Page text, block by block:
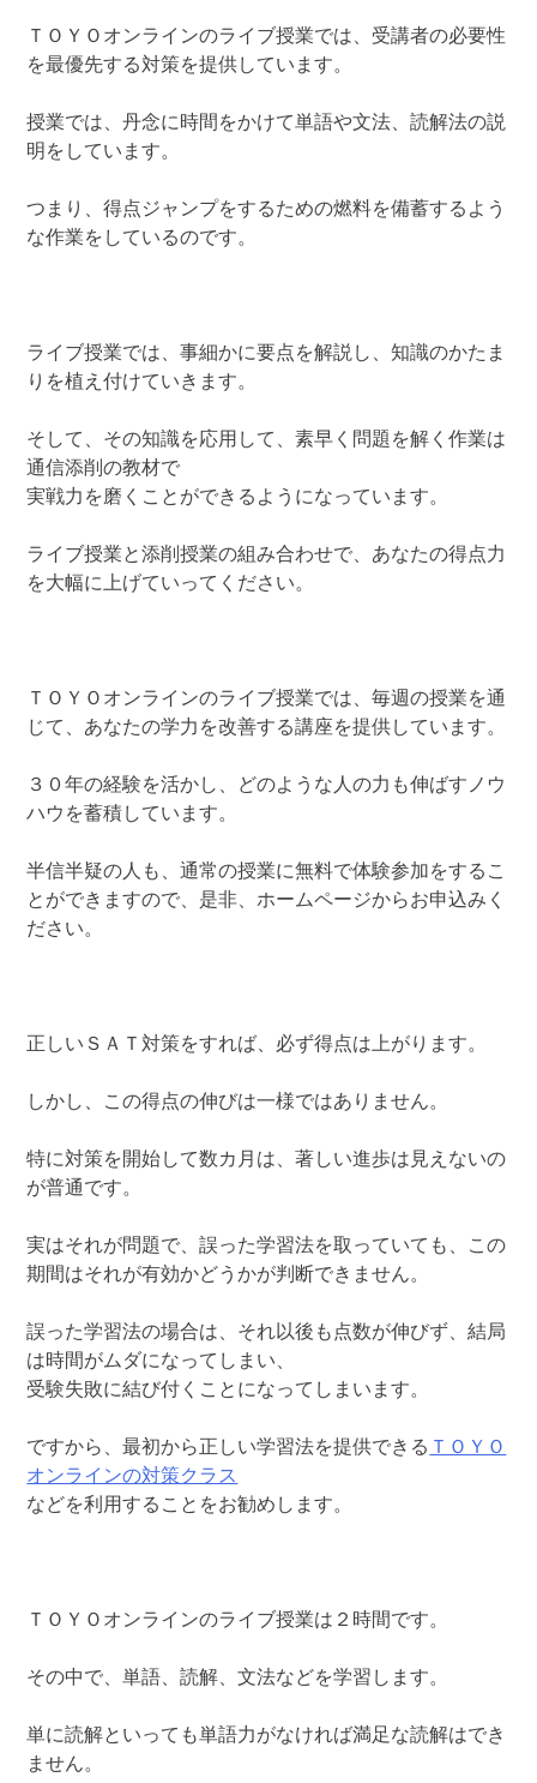
ＴＯＹＯオンラインのライブ授業では、受講者の必要性
を最優先する対策を提供しています。
授業では、丹念に時間をかけて単語や文法、読解法の説
明をしています。
つまり、得点ジャンプをするための燃料を備蓄するよう
な作業をしているのです。
ライブ授業では、事細かに要点を解説し、知識のかたま
りを植え付けていきます。
そして、その知識を応用して、素早く問題を解く作業は
通信添削の教材で
実戦力を磨くことができるようになっています。
ライブ授業と添削授業の組み合わせで、あなたの得点力
を大幅に上げていってください。
ＴＯＹＯオンラインのライブ授業では、毎週の授業を通
じて、あなたの学力を改善する講座を提供しています。
３０年の経験を活かし、どのような人の力も伸ばすノウ
ハウを蓄積しています。
半信半疑の人も、通常の授業に無料で体験参加をするこ
とができますので、是非、ホームページからお申込みく
ださい。
正しいＳＡＴ対策をすれば、必ず得点は上がります。
しかし、この得点の伸びは一様ではありません。
特に対策を開始して数カ月は、著しい進歩は見えないの
が普通です。
実はそれが問題で、誤った学習法を取っていても、この
期間はそれが有効かどうかが判断できません。
誤った学習法の場合は、それ以後も点数が伸びず、結局
は時間がムダになってしまい、
受験失敗に結び付くことになってしまいます。
ですから、最初から正しい学習法を提供できる ＴＯＹＯ
オンラインの対策クラス
などを利用することをお勧めします。
ＴＯＹＯオンラインのライブ授業は２時間です。
その中で、単語、読解、文法などを学習します。
単に読解といっても単語力がなければ満足な読解はでき
ません。